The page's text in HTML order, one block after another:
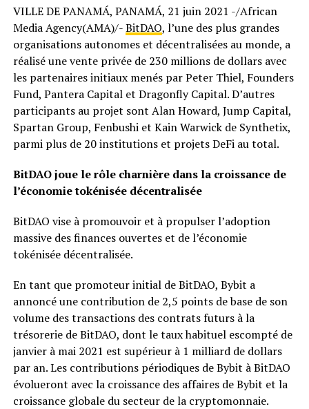
VILLE DE PANAMÁ, PANAMÁ, 21 juin 2021 -/African
Media Agency(AMA)/-BitDAO, l’une des plus grandes
organisations autonomes et décentralisées au monde, a
réalisé une vente privée de 230 millions de dollars avec
les partenaires initiaux menés par Peter Thiel, Founders
Fund, Pantera Capital et Dragonfly Capital. D’autres
participants au projet sont Alan Howard, Jump Capital,
Spartan Group, Fenbushi et Kain Warwick de Synthetix,
parmi plus de 20 institutions et projets DeFi au total.
BitDAO joue le rôle charnière dans la croissance de
l’économie tokénisée décentralisée
BitDAO vise à promouvoir et à propulser l’adoption
massive des finances ouvertes et de l’économie
tokénisée décentralisée.
En tant que promoteur initial de BitDAO, Bybit a
annoncé une contribution de 2,5 points de base de son
volume des transactions des contrats futurs à la
trésorerie de BitDAO, dont le taux habituel escompté de
janvier à mai 2021 est supérieur à 1 milliard de dollars
par an. Les contributions périodiques de Bybit à BitDAO
évolueront avec la croissance des affaires de Bybit et la
croissance globale du secteur de la cryptomonnaie.